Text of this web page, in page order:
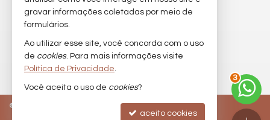
imóveis favoritos
mapa de imóveis
© Política de Privacidade
3
gravar informações coletadas por meio de
formulários.
Ao utilizar esse site, você concorda com o uso
de cookies. Para mais informações visite
Política de Privacidade.
Você aceita o uso de cookies?
aceito cookies